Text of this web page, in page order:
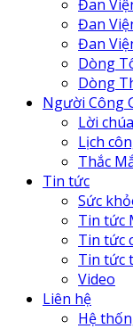
Đan
Đan
Đan
Dòng
Dòng
Người Công
Lời
Lịch
Thắc
Tin tức
Sức
Tin tức
Tin tức
Tin tức
Video
Liên hệ
Hệ